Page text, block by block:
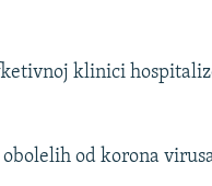
klinici
od korona